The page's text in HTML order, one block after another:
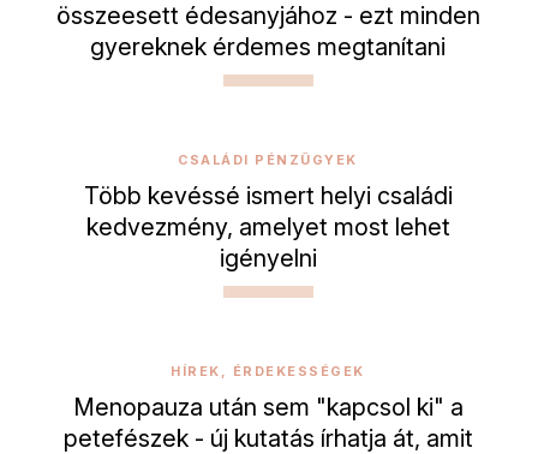
összeesett édesanyjához - ezt minden
gyereknek érdemes megtanítani
CSALÁDI PÉNZÜGYEK
Több kevéssé ismert helyi családi
kedvezmény, amelyet most lehet
igényelni
HÍREK, ÉRDEKESSÉGEK
Menopauza után sem "kapcsol ki" a
petefészek - új kutatás írhatja át, amit